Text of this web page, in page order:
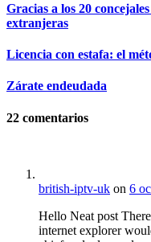
Gracias a los 20
extranjeras
Licencia con estafa: el
Zárate endeudada
22 comentarios
british-iptv-uk on 6
Hello Neat post
internet explorer